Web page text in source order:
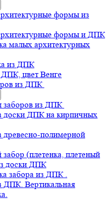
формы из
формы и ДПК
малых архитектурных
из ДПК
цвет Венге
из ДПК
заборов из ДПК
доски ДПК на кирпичных
древесно-полимерной
(плетенка, плетеный
доски ДПК
забора из ДПК .
ДПК. Вертикальная